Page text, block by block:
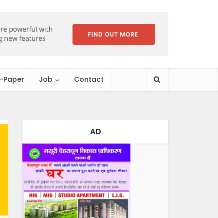
Paper Job Contact
AD